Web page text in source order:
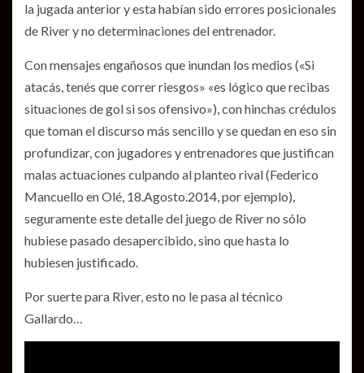
la jugada anterior y esta habían sido errores posicionales
de River y no determinaciones del entrenador.
Con mensajes engañosos que inundan los medios («Si
atacás, tenés que correr riesgos» «es lógico que recibas
situaciones de gol si sos ofensivo»), con hinchas crédulos
que toman el discurso más sencillo y se quedan en eso sin
profundizar, con jugadores y entrenadores que justifican
malas actuaciones culpando al planteo rival (Federico
Mancuello en Olé, 18.Agosto.2014, por ejemplo),
seguramente este detalle del juego de River no sólo
hubiese pasado desapercibido, sino que hasta lo
hubiesen justificado.
Por suerte para River, esto no le pasa al técnico
Gallardo…